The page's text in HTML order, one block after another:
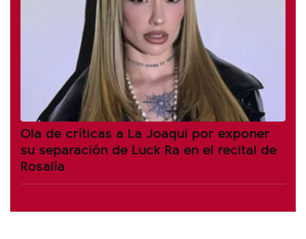
Ola de críticas a La Joaqui por exponer
su separación de Luck Ra en el recital de
Rosalía